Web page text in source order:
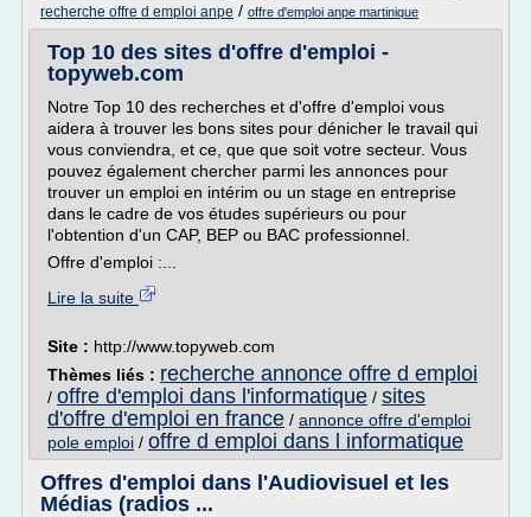
recherche offre d emploi anpe / offre d'emploi anpe martinique
Top 10 des sites d'offre d'emploi -
topyweb.com
Notre Top 10 des recherches et d'offre d'emploi vous
aidera à trouver les bons sites pour dénicher le travail qui
vous conviendra, et ce, que que soit votre secteur. Vous
pouvez également chercher parmi les annonces pour
trouver un emploi en intérim ou un stage en entreprise
dans le cadre de vos études supérieurs ou pour
l'obtention d'un CAP, BEP ou BAC professionnel.
Offre d'emploi :...
Lire la suite
Site : http://www.topyweb.com
Thèmes liés : recherche annonce offre d emploi
/ offre d'emploi dans l'informatique / sites
d'offre d'emploi en france / annonce offre d'emploi
pole emploi / offre d emploi dans l informatique
Offres d'emploi dans l'Audiovisuel et les
Médias (radios ...